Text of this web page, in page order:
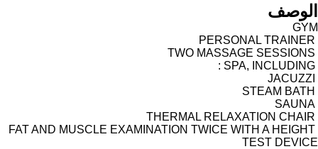
الوصف
GYM
PERSONAL TRAINER
TWO MASSAGE SESSIONS
SPA, INCLUDING :
JACUZZI
STEAM BATH
SAUNA
THERMAL RELAXATION CHAIR
FAT AND MUSCLE EXAMINATION TWICE WITH A HEIGHT
TEST DEVICE